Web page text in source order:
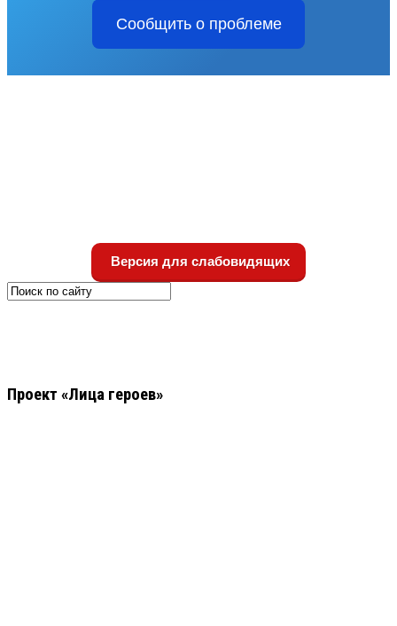
Сообщить о проблеме
Версия для слабовидящих
Проект «Лица героев»